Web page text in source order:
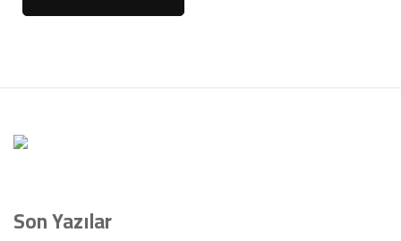
Son Yazılar